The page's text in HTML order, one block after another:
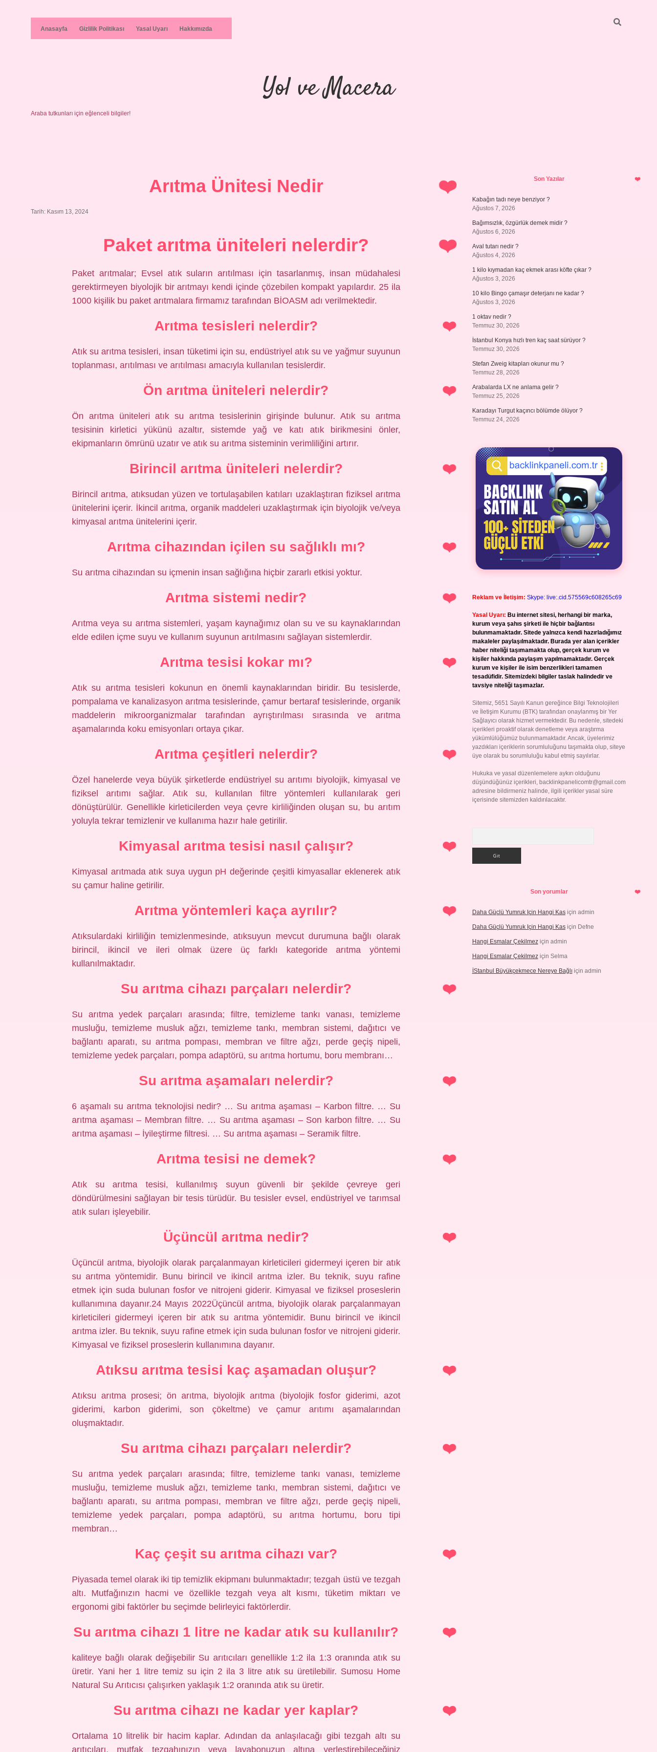
Anasayfa Gizlilik Politikası Yasal Uyarı Hakkımızda
Yol ve Macera
Araba tutkunları için eğlenceli bilgiler!
Arıtma Ünitesi Nedir
Tarih: Kasım 13, 2024
Paket arıtma üniteleri nelerdir?
Paket arıtmalar; Evsel atık suların arıtılması için tasarlanmış, insan müdahalesi
gerektirmeyen biyolojik bir arıtmayı kendi içinde çözebilen kompakt yapılardır. 25 ila
1000 kişilik bu paket arıtmalara firmamız tarafından BİOASM adı verilmektedir.
Arıtma tesisleri nelerdir?
Atık su arıtma tesisleri, insan tüketimi için su, endüstriyel atık su ve yağmur suyunun
toplanması, arıtılması ve arıtılması amacıyla kullanılan tesislerdir.
Ön arıtma üniteleri nelerdir?
Ön arıtma üniteleri atık su arıtma tesislerinin girişinde bulunur. Atık su arıtma
tesisinin kirletici yükünü azaltır, sistemde yağ ve katı atık birikmesini önler,
ekipmanların ömrünü uzatır ve atık su arıtma sisteminin verimliliğini artırır.
Birincil arıtma üniteleri nelerdir?
Birincil arıtma, atıksudan yüzen ve tortulaşabilen katıları uzaklaştıran fiziksel arıtma
ünitelerini içerir. İkincil arıtma, organik maddeleri uzaklaştırmak için biyolojik ve/veya
kimyasal arıtma ünitelerini içerir.
Arıtma cihazından içilen su sağlıklı mı?
Su arıtma cihazından su içmenin insan sağlığına hiçbir zararlı etkisi yoktur.
Arıtma sistemi nedir?
Arıtma veya su arıtma sistemleri, yaşam kaynağımız olan su ve su kaynaklarından
elde edilen içme suyu ve kullanım suyunun arıtılmasını sağlayan sistemlerdir.
Arıtma tesisi kokar mı?
Atık su arıtma tesisleri kokunun en önemli kaynaklarından biridir. Bu tesislerde,
pompalama ve kanalizasyon arıtma tesislerinde, çamur bertaraf tesislerinde, organik
maddelerin mikroorganizmalar tarafından ayrıştırılması sırasında ve arıtma
aşamalarında koku emisyonları ortaya çıkar.
Arıtma çeşitleri nelerdir?
Özel hanelerde veya büyük şirketlerde endüstriyel su arıtımı biyolojik, kimyasal ve
fiziksel arıtımı sağlar. Atık su, kullanılan filtre yöntemleri kullanılarak geri
dönüştürülür. Genellikle kirleticilerden veya çevre kirliliğinden oluşan su, bu arıtım
yoluyla tekrar temizlenir ve kullanıma hazır hale getirilir.
Kimyasal arıtma tesisi nasıl çalışır?
Kimyasal arıtmada atık suya uygun pH değerinde çeşitli kimyasallar eklenerek atık
su çamur haline getirilir.
Arıtma yöntemleri kaça ayrılır?
Atıksulardaki kirliliğin temizlenmesinde, atıksuyun mevcut durumuna bağlı olarak
birincil, ikincil ve ileri olmak üzere üç farklı kategoride arıtma yöntemi
kullanılmaktadır.
Su arıtma cihazı parçaları nelerdir?
Su arıtma yedek parçaları arasında; filtre, temizleme tankı vanası, temizleme
musluğu, temizleme musluk ağzı, temizleme tankı, membran sistemi, dağıtıcı ve
bağlantı aparatı, su arıtma pompası, membran ve filtre ağzı, perde geçiş nipeli,
temizleme yedek parçaları, pompa adaptörü, su arıtma hortumu, boru membranı…
Su arıtma aşamaları nelerdir?
6 aşamalı su arıtma teknolojisi nedir? … Su arıtma aşaması – Karbon filtre. … Su
arıtma aşaması – Membran filtre. … Su arıtma aşaması – Son karbon filtre. … Su
arıtma aşaması – İyileştirme filtresi. … Su arıtma aşaması – Seramik filtre.
Arıtma tesisi ne demek?
Atık su arıtma tesisi, kullanılmış suyun güvenli bir şekilde çevreye geri
döndürülmesini sağlayan bir tesis türüdür. Bu tesisler evsel, endüstriyel ve tarımsal
atık suları işleyebilir.
Üçüncül arıtma nedir?
Üçüncül arıtma, biyolojik olarak parçalanmayan kirleticileri gidermeyi içeren bir atık
su arıtma yöntemidir. Bunu birincil ve ikincil arıtma izler. Bu teknik, suyu rafine
etmek için suda bulunan fosfor ve nitrojeni giderir. Kimyasal ve fiziksel proseslerin
kullanımına dayanır.24 Mayıs 2022Üçüncül arıtma, biyolojik olarak parçalanmayan
kirleticileri gidermeyi içeren bir atık su arıtma yöntemidir. Bunu birincil ve ikincil
arıtma izler. Bu teknik, suyu rafine etmek için suda bulunan fosfor ve nitrojeni giderir.
Kimyasal ve fiziksel proseslerin kullanımına dayanır.
Atıksu arıtma tesisi kaç aşamadan oluşur?
Atıksu arıtma prosesi; ön arıtma, biyolojik arıtma (biyolojik fosfor giderimi, azot
giderimi, karbon giderimi, son çökeltme) ve çamur arıtımı aşamalarından
oluşmaktadır.
Su arıtma cihazı parçaları nelerdir?
Su arıtma yedek parçaları arasında; filtre, temizleme tankı vanası, temizleme
musluğu, temizleme musluk ağzı, temizleme tankı, membran sistemi, dağıtıcı ve
bağlantı aparatı, su arıtma pompası, membran ve filtre ağzı, perde geçiş nipeli,
temizleme yedek parçaları, pompa adaptörü, su arıtma hortumu, boru tipi
membran…
Kaç çeşit su arıtma cihazı var?
Piyasada temel olarak iki tip temizlik ekipmanı bulunmaktadır; tezgah üstü ve tezgah
altı. Mutfağınızın hacmi ve özellikle tezgah veya alt kısmı, tüketim miktarı ve
ergonomi gibi faktörler bu seçimde belirleyici faktörlerdir.
Su arıtma cihazı 1 litre ne kadar atık su kullanılır?
kaliteye bağlı olarak değişebilir Su arıtıcıları genellikle 1:2 ila 1:3 oranında atık su
üretir. Yani her 1 litre temiz su için 2 ila 3 litre atık su üretilebilir. Sumosu Home
Natural Su Arıtıcısı çalışırken yaklaşık 1:2 oranında atık su üretir.
Su arıtma cihazı ne kadar yer kaplar?
Ortalama 10 litrelik bir hacim kaplar. Adından da anlaşılacağı gibi tezgah altı su
arıtıcıları, mutfak tezgahınızın veya lavabonuzun altına yerleştirebileceğiniz
SidebarSon Yazılar
Kabağın tadı neye benziyor ?
Ağustos 7, 2026
Bağımsızlık, özgürlük demek midir ?
Ağustos 6, 2026
Aval tutarı nedir ?
Ağustos 4, 2026
1 kilo kıymadan kaç ekmek arası köfte çıkar ?
Ağustos 3, 2026
10 kilo Bingo çamaşır deterjanı ne kadar ?
Ağustos 3, 2026
1 oktav nedir ?
Temmuz 30, 2026
İstanbul Konya hızlı tren kaç saat sürüyor ?
Temmuz 30, 2026
Stefan Zweig kitapları okunur mu ?
Temmuz 28, 2026
Arabalarda LX ne anlama gelir ?
Temmuz 25, 2026
Karadayı Turgut kaçıncı bölümde ölüyor ?
Temmuz 24, 2026
Reklam ve İletişim: Skype: live:.cid.575569c608265c69
Yasal Uyarı: Bu internet sitesi, herhangi bir marka,
kurum veya şahıs şirketi ile hiçbir bağlantısı
bulunmamaktadır. Sitede yalnızca kendi hazırladığımız
makaleler paylaşılmaktadır. Burada yer alan içerikler
haber niteliği taşımamakta olup, gerçek kurum ve
kişiler hakkında paylaşım yapılmamaktadır. Gerçek
kurum ve kişiler ile isim benzerlikleri tamamen
tesadüfidir. Sitemizdeki bilgiler taslak halindedir ve
tavsiye niteliği taşımazlar.
Sitemiz, 5651 Sayılı Kanun gereğince Bilgi Teknolojileri
ve İletişim Kurumu (BTK) tarafından onaylanmış bir Yer
Sağlayıcı olarak hizmet vermektedir. Bu nedenle, sitedeki
içerikleri proaktif olarak denetleme veya araştırma
yükümlülüğümüz bulunmamaktadır. Ancak, üyelerimiz
yazdıkları içeriklerin sorumluluğunu taşımakta olup, siteye
üye olarak bu sorumluluğu kabul etmiş sayılırlar.
Hukuka ve yasal düzenlemelere aykırı olduğunu
düşündüğünüz içerikleri, backlinkpanelicomtr@gmail.com
adresine bildirmeniz halinde, ilgili içerikler yasal süre
içerisinde sitemizden kaldırılacaktır.
Son yorumlar
Daha Güçlü Yumruk Için Hangi Kasiçin admin
Daha Güçlü Yumruk Için Hangi Kasiçin Defne
Hangi Esmalar Çekilmeziçin admin
Hangi Esmalar Çekilmeziçin Selma
İStanbul Büyükçekmece Nereye Bağlıiçin admin